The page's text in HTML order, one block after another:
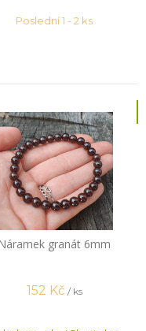
Poslední 1 - 2 ks
granát 6mm
152 Kč / ks